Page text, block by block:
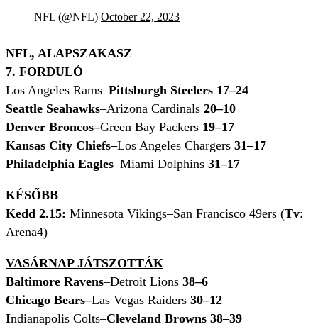
— NFL (@NFL) October 22, 2023
NFL, ALAPSZAKASZ
7. FORDULÓ
Los Angeles Rams–Pittsburgh Steelers 17–24
Seattle Seahawks–Arizona Cardinals 20–10
Denver Broncos–Green Bay Packers 19–17
Kansas City Chiefs–Los Angeles Chargers 31–17
Philadelphia Eagles–Miami Dolphins 31–17
KÉSŐBB
Kedd 2.15: Minnesota Vikings–San Francisco 49ers (Tv:
Arena4)
VASÁRNAP JÁTSZOTTÁK
Baltimore Ravens–Detroit Lions 38–6
Chicago Bears–Las Vegas Raiders 30–12
Indianapolis Colts–Cleveland Browns 38–39